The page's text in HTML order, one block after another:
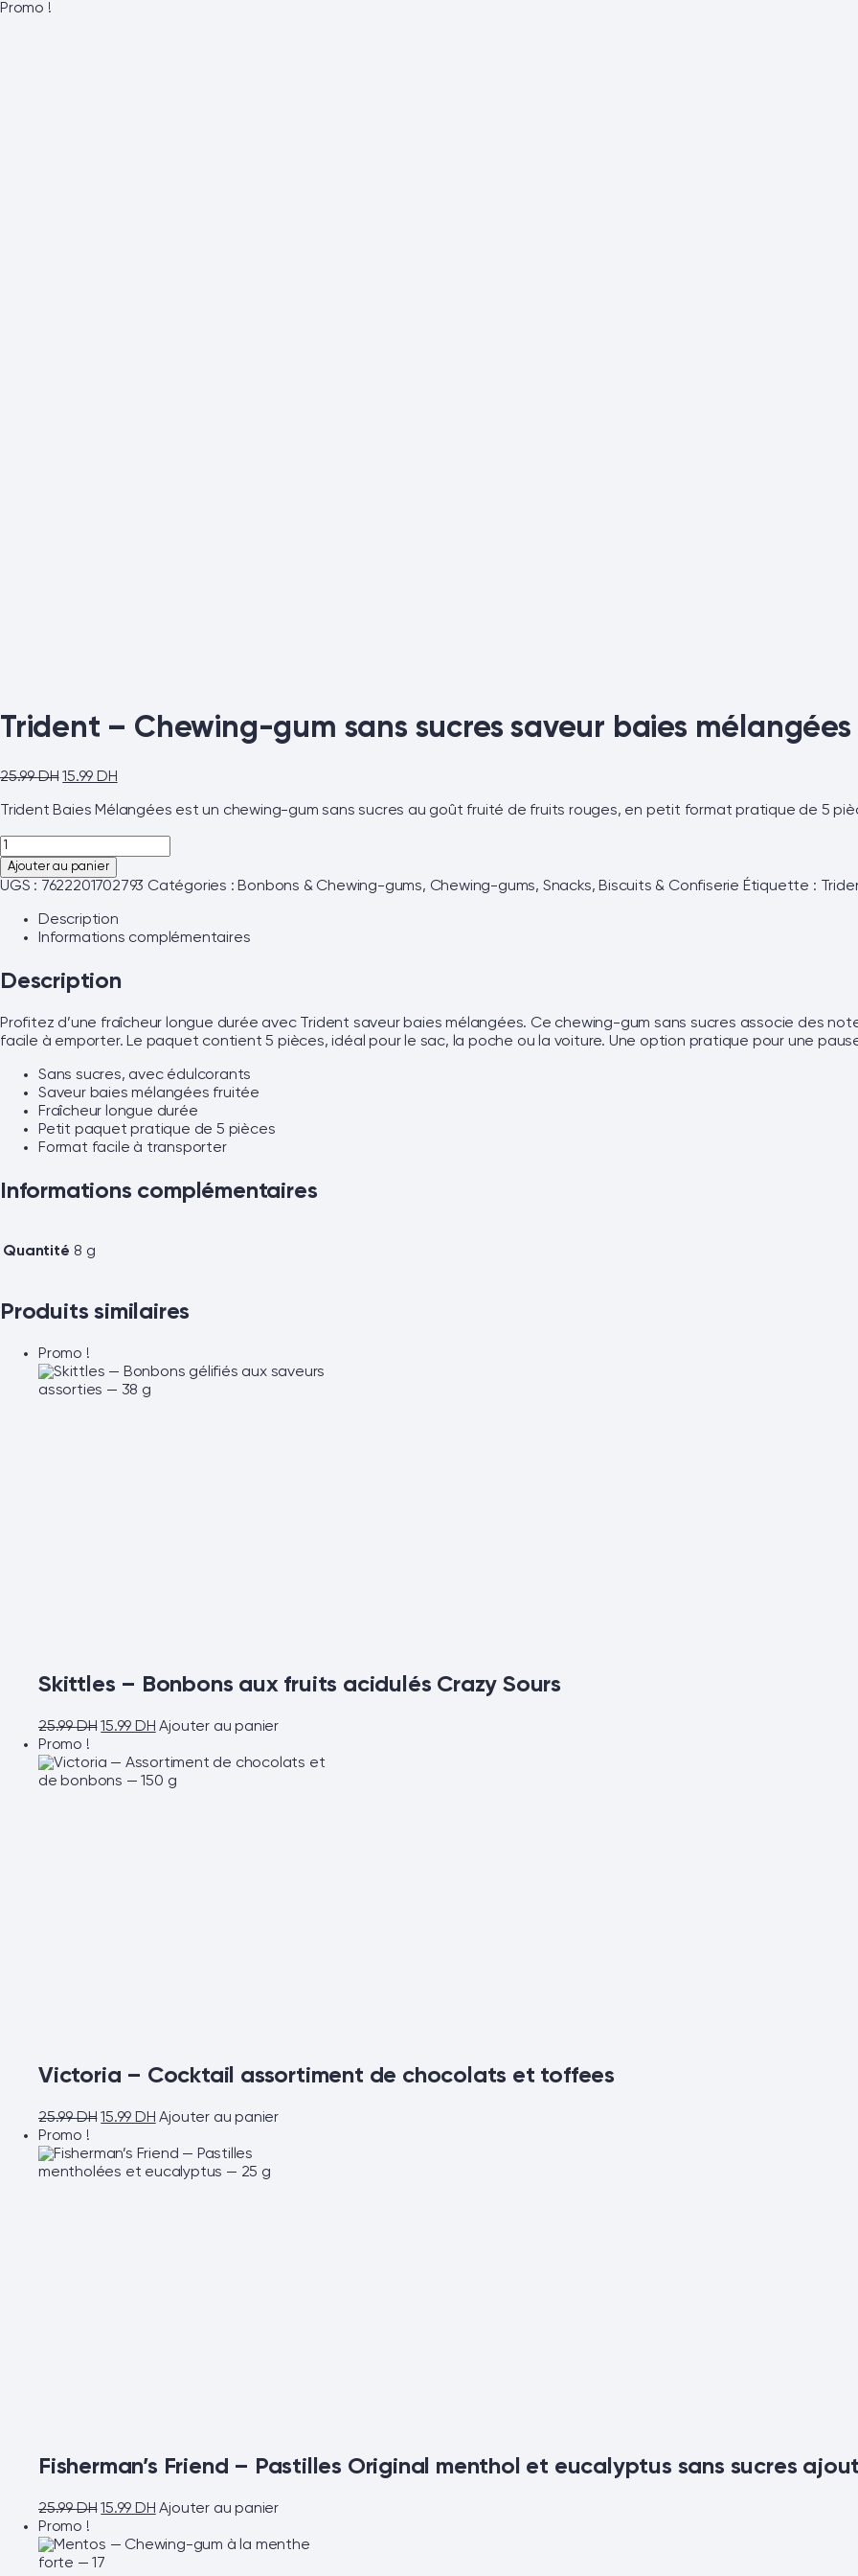
Promo !
Trident – Chewing-gum sans sucres saveur baies mélangées
25.99DH 15.99 DH
Trident Baies Mélangées est un chewing-gum sans sucres au goût fruité de fruits rouges, en petit format pratique de 5
Ajouter au panier
UGS : 7622201702793 Catégories : Bonbons & Chewing-gums, Chewing-gums, Snacks, Biscuits & Confiserie Étiquette :
Description
Informations complémentaires
Description
Profitez d’une fraîcheur longue durée avec Trident saveur baies mélangées. Ce chewing-gum sans sucres associe des
facile à emporter. Le paquet contient 5 pièces, idéal pour le sac, la poche ou la voiture. Une option pratique pour une
Sans sucres, avec édulcorants
Saveur baies mélangées fruitée
Fraîcheur longue durée
Petit paquet pratique de 5 pièces
Format facile à transporter
Informations complémentaires
Quantité 8 g
Produits similaires
Promo !
Skittles – Bonbons aux fruits acidulés Crazy Sours
25.99DH 15.99 DH Ajouter au panier
Promo !
Victoria – Cocktail assortiment de chocolats et toffees
25.99DH 15.99 DH Ajouter au panier
Promo !
Fisherman’s Friend – Pastilles Original menthol et eucalyptus sans sucres
25.99DH 15.99 DH Ajouter au panier
Promo !